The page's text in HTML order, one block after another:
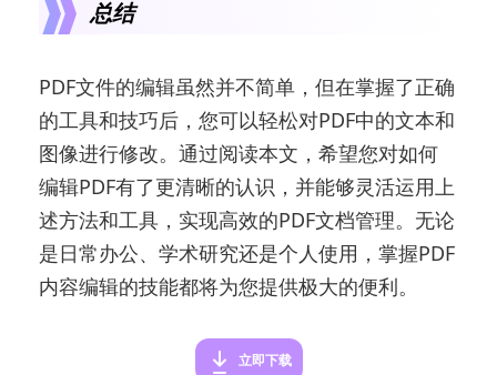
总结
PDF文件的编辑虽然并不简单，但在掌握了正确
的工具和技巧后，您可以轻松对PDF中的文本和
图像进行修改。通过阅读本文，希望您对如何
编辑PDF有了更清晰的认识，并能够灵活运用上
述方法和工具，实现高效的PDF文档管理。无论
是日常办公、学术研究还是个人使用，掌握PDF
内容编辑的技能都将为您提供极大的便利。
立即下载